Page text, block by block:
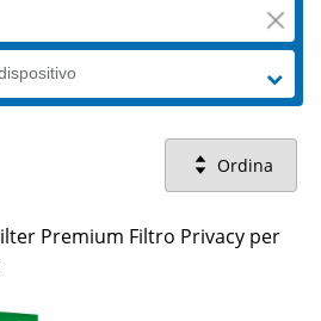
Ordina
Premium Filtro Privacy per